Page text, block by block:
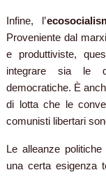
Infine, l’
Proveniente dal
e produttiviste,
integrare sia le
democratiche. È
di lotta che le
comunisti libertari
Le alleanze
una certa esigenza